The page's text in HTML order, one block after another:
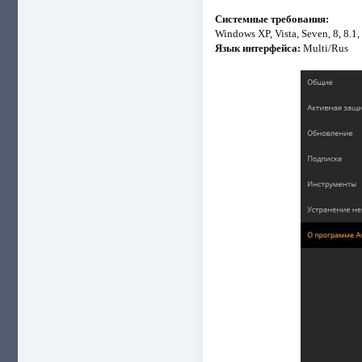
Системные требования:
Windows XP, Vista, Seven, 8, 8.1,
Язык интерфейса: Multi/Rus